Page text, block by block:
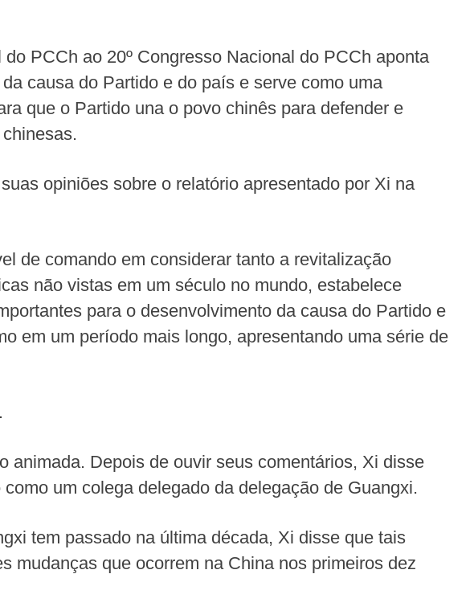
PCCh ao 20º Congresso Nacional do PCCh aponta
causa do Partido e do país e serve como uma
que o Partido una o povo chinês para defender e
opiniões sobre o relatório apresentado por Xi na
de comando em considerar tanto a revitalização
não vistas em um século no mundo, estabelece
para o desenvolvimento da causa do Partido e
em um período mais longo, apresentando uma série de
animada. Depois de ouvir seus comentários, Xi disse
um colega delegado da delegação de Guangxi.
tem passado na última década, Xi disse que tais
mudanças que ocorrem na China nos primeiros dez